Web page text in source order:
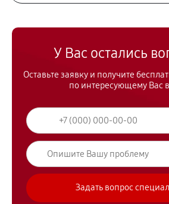
У Вас остались
Оставьте заявку и получите
по интересующему Вас